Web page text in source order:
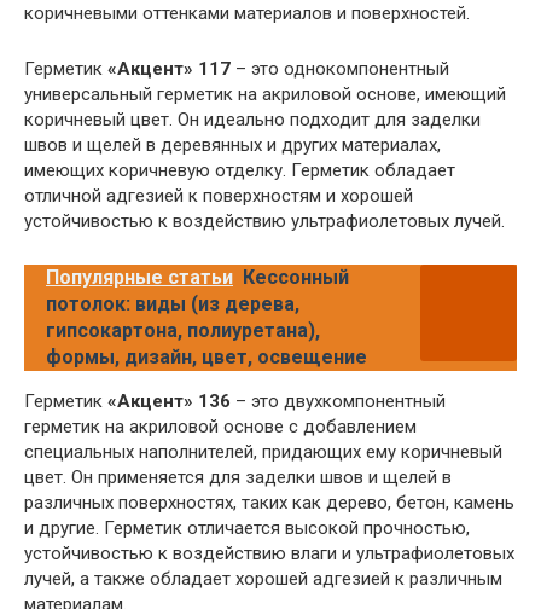
коричневыми оттенками материалов и поверхностей.
Герметик «Акцент» 117 – это однокомпонентный
универсальный герметик на акриловой основе, имеющий
коричневый цвет. Он идеально подходит для заделки
швов и щелей в деревянных и других материалах,
имеющих коричневую отделку. Герметик обладает
отличной адгезией к поверхностям и хорошей
устойчивостью к воздействию ультрафиолетовых лучей.
Популярные статьи Кессонный
потолок: виды (из дерева,
гипсокартона, полиуретана),
формы, дизайн, цвет, освещение
Герметик «Акцент» 136 – это двухкомпонентный
герметик на акриловой основе с добавлением
специальных наполнителей, придающих ему коричневый
цвет. Он применяется для заделки швов и щелей в
различных поверхностях, таких как дерево, бетон, камень
и другие. Герметик отличается высокой прочностью,
устойчивостью к воздействию влаги и ультрафиолетовых
лучей, а также обладает хорошей адгезией к различным
материалам.